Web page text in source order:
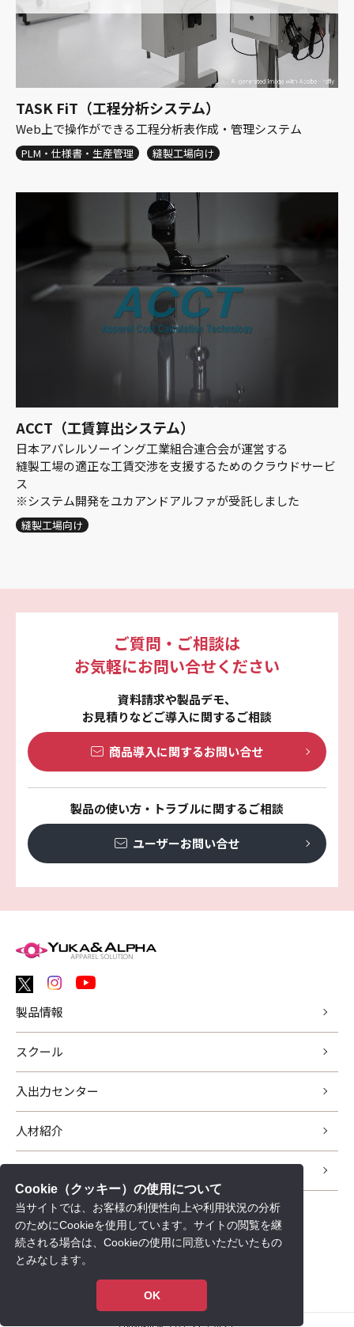
Cookie（クッキー）の使用について
当サイトでは、お客様の利便性向上や利用状況の分析
のためにCookieを使用しています。サイトの閲覧を継
続される場合は、Cookieの使用に同意いただいたもの
とみなします。
OK
TASK FiT（工程分析システム）
Web上で操作ができる工程分析表作成・管理システム
PLM・仕様書・生産管理 縫製工場向け
ACCT（工賃算出システム）
日本アパレルソーイング工業組合連合会が運営する
縫製工場の適正な工賃交渉を支援するためのクラウドサービ
ス
※システム開発をユカアンドアルファが受託しました
縫製工場向け
ご質問・ご相談は
お気軽にお問い合せください
資料請求や製品デモ、
お見積りなどご導入に関するご相談
商品導入に関するお問い合せ
製品の使い方・トラブルに関するご相談
ユーザーお問い合せ
製品情報
スクール
入出力センター
人材紹介
サポート
新着情報
会社情報
採用情報